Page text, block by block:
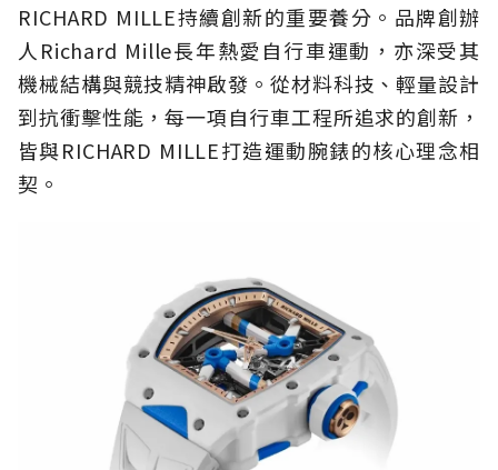
RICHARD MILLE持續創新的重要養分。品牌創辦
人Richard Mille長年熱愛自行車運動，亦深受其
機械結構與競技精神啟發。從材料科技、輕量設計
到抗衝擊性能，每一項自行車工程所追求的創新，
皆與RICHARD MILLE打造運動腕錶的核心理念相
契。